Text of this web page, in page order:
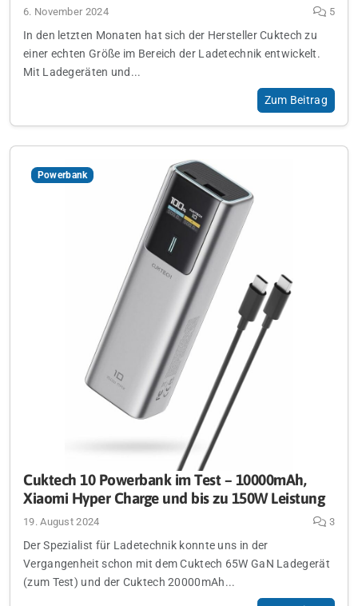
6. November 2024 5
In den letzten Monaten hat sich der Hersteller Cuktech zu
einer echten Größe im Bereich der Ladetechnik entwickelt.
Mit Ladegeräten und...
Zum Beitrag
Powerbank
Cuktech 10 Powerbank im Test – 10000mAh,
Xiaomi Hyper Charge und bis zu 150W Leistung
19. August 2024 3
Der Spezialist für Ladetechnik konnte uns in der
Vergangenheit schon mit dem Cuktech 65W GaN Ladegerät
(zum Test) und der Cuktech 20000mAh...